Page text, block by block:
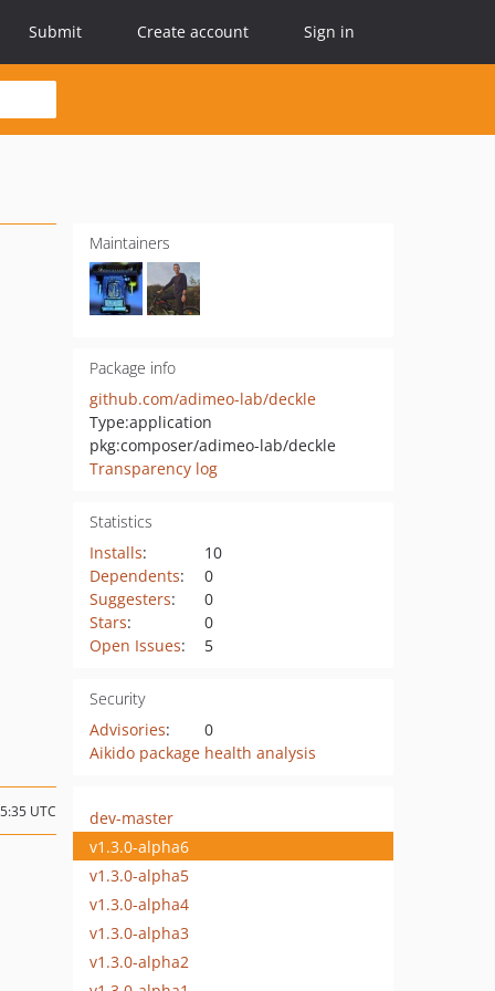
Submit Create account Sign in
Maintainers
Package info
github.com/adimeo-lab/deckle
Type:application
pkg:composer/adimeo-lab/deckle
Transparency log
Statistics
Installs:
10
Dependents:
0
Suggesters:
0
Stars:
0
Open Issues: 5
Security
Advisories:
0
Aikido package health analysis
UTC
dev-master
v1.3.0-alpha6
v1.3.0-alpha5
v1.3.0-alpha4
v1.3.0-alpha3
v1.3.0-alpha2